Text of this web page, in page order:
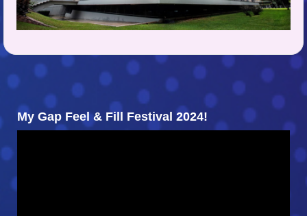
My Gap Feel & Fill Festival 2024!